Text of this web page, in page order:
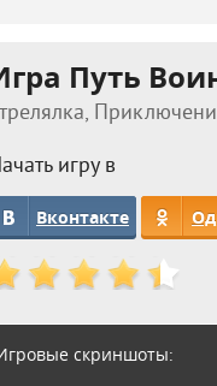
Путь
игру в
Вконтакте
скриншоты: